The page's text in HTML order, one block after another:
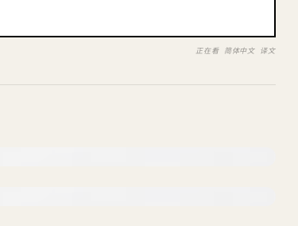
正在看 简体中文 译文